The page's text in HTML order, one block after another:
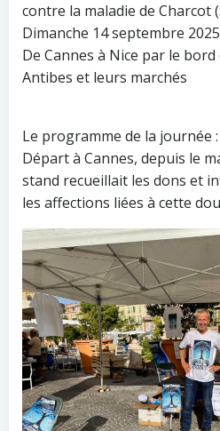
contre la maladie de Charcot
Dimanche 14 septembre
De Cannes à Nice par le
Antibes et leurs marchés
Le programme de la journée :
Départ à Cannes, depuis le
stand recueillait les dons et
les affections liées à cette